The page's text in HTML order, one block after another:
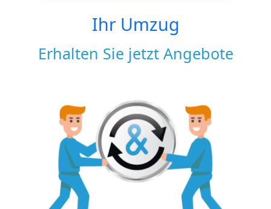
Ihr Umzug
Erhalten Sie jetzt Angebote